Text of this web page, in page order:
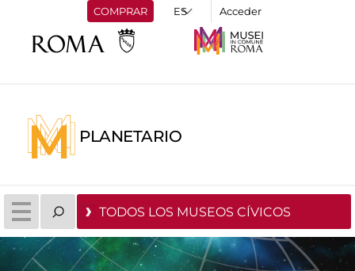
COMPRAR Acceder
PLANETARIO
TODOS LOS MUSEOS CÍVICOS